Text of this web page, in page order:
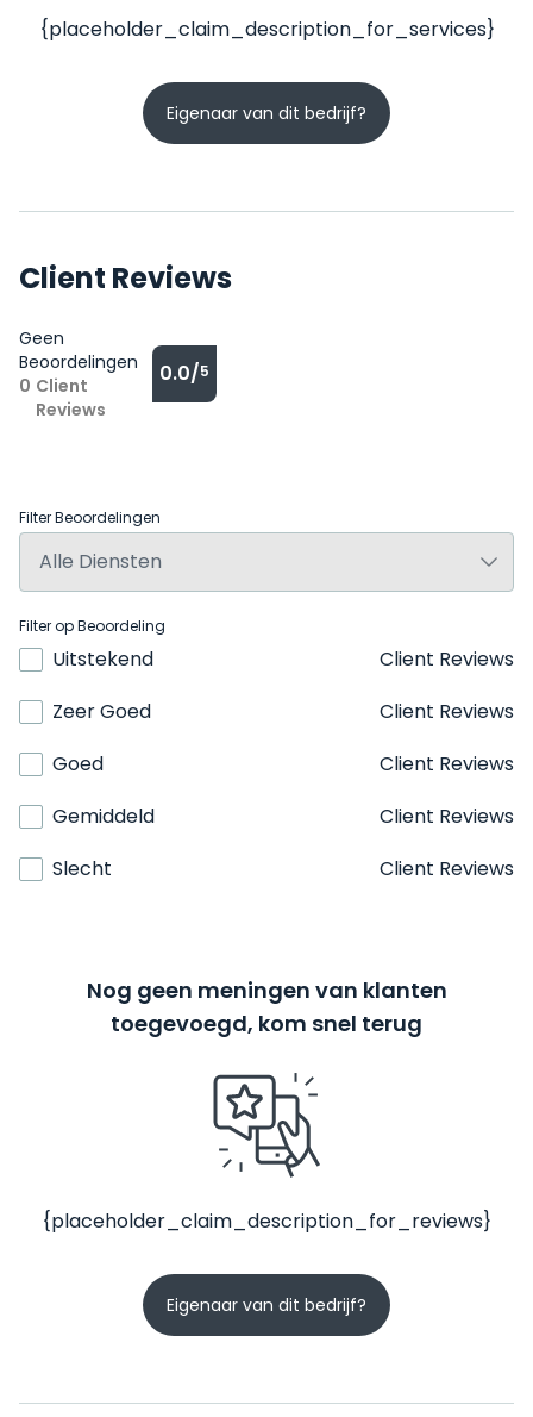
{placeholder_claim_description_for_services}
Eigenaar van dit bedrijf?
Client Reviews
Geen
Beoordelingen
0 Client
Reviews
0.0/5
Filter Beoordelingen
Filter op Beoordeling
Uitstekend
Client Reviews
Zeer Goed
Client Reviews
Goed
Client Reviews
Gemiddeld
Client Reviews
Slecht
Client Reviews
Nog geen meningen van klanten
toegevoegd, kom snel terug
{placeholder_claim_description_for_reviews}
Eigenaar van dit bedrijf?